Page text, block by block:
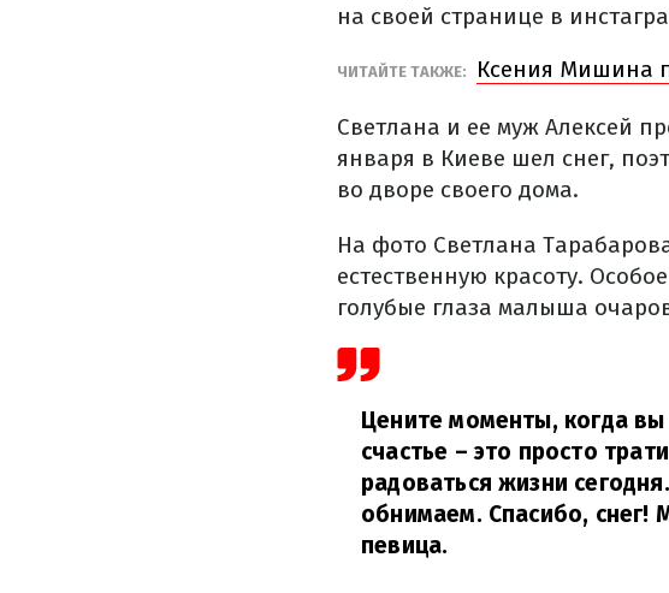
на своей странице в
ЧИТАЙТЕ ТАКЖЕ: Ксения Мишина
Светлана и ее муж Алексей
января в Киеве шел снег,
во дворе своего дома.
На фото Светлана
естественную красоту.
голубые глаза малыша
Цените моменты, когда
счастье – это просто
радоваться жизни
обнимаем. Спасибо, снег!
певица.